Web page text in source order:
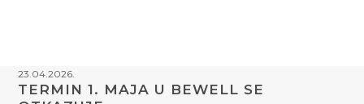
23.04.2026.
TERMIN 1. MAJA U BEWELL SE